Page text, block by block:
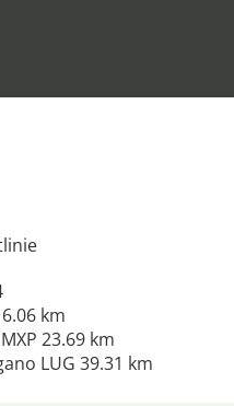
km
23.69 km
LUG 39.31 km